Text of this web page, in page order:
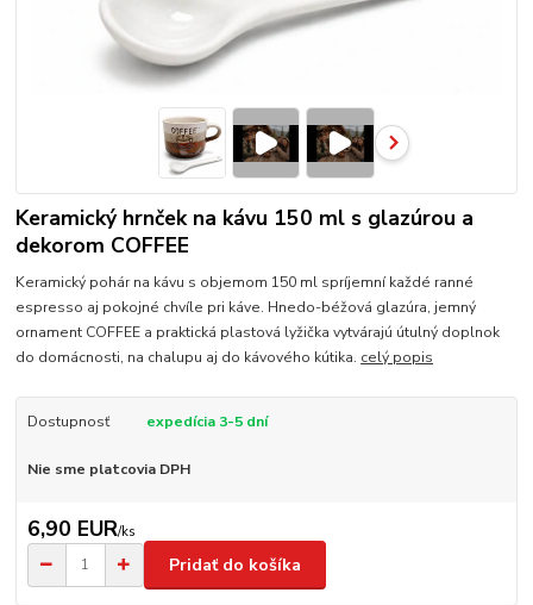
Keramický hrnček na kávu 150 ml s glazúrou a
dekorom COFFEE
Keramický pohár na kávu s objemom 150 ml spríjemní každé ranné
espresso aj pokojné chvíle pri káve. Hnedo-béžová glazúra, jemný
ornament COFFEE a praktická plastová lyžička vytvárajú útulný doplnok
do domácnosti, na chalupu aj do kávového kútika. celý popis
Dostupnosť expedícia 3-5 dní
Nie sme platcovia DPH
6,90 EUR/ks
Pridať do košíka